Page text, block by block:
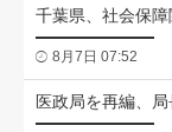
千葉県、社会保
8月7日 07:52
医政局を再編、